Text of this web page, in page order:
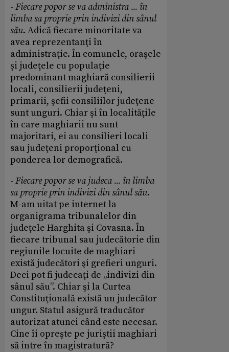
- Fiecare popor se va administra ... în
limba sa proprie prin indivizi din sânul
său. Adică fiecare minoritate va
avea reprezentanţi în
administraţie. În comunele, oraşele
şi judeţele cu populaţie
predominant maghiară consilierii
locali, consilierii judeţeni,
primarii, şefii consiliilor judeţene
sunt unguri. Chiar şi în localităţile
în care maghiarii nu sunt
majoritari, ei au consilieri locali
sau judeţeni proporţional cu
ponderea lor demografică.
- Fiecare popor se va judeca ... în limba
sa proprie prin indivizi din sânul său.
M-am uitat pe internet la
organigrama tribunalelor din
judeţele Harghita şi Covasna. În
fiecare tribunal sau judecătorie din
regiunile locuite de maghiari
există judecători şi grefieri unguri.
Deci pot fi judecaţi de „indivizi din
sânul său”. Chiar şi la Curtea
Constituţională există un judecător
ungur. Statul asigură traducător
autorizat atunci când este necesar.
Cine îi opreşte pe juriştii maghiari
să intre în magistratură?